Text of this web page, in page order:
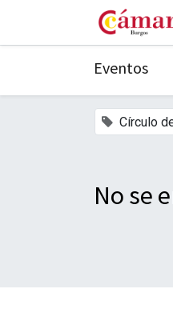
Eventos
Círculo
No se